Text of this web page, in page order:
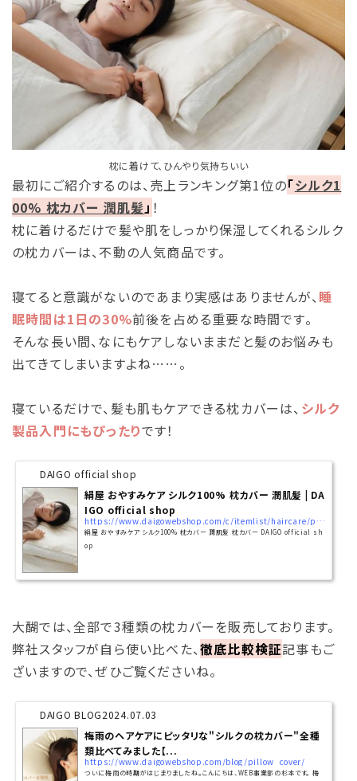
枕に着けて、ひんやり気持ちいい
最初にご紹介するのは、売上ランキング第1位の「シルク1
00% 枕カバー 潤肌髪」 ！
枕に着けるだけで髪や肌をしっかり保湿してくれるシルク
の枕カバーは、不動の人気商品です。
寝てると意識がないのであまり実感はありませんが、 睡
眠時間は1日の30%前後を占める重要な時間です。
そんな長い間、なにもケアしないままだと髪のお悩みも
出てきてしまいますよね……。
寝ているだけで、髪も肌もケアできる枕カバーは、 シルク
製品入門にもぴったりです！
DAIGO official shop
絹屋 おやすみケア シルク100% 枕カバー 潤肌髪 | DA
IGO official shop
https://www.daigowebshop.com/c/itemlist/haircare/pillowcare_/5525
絹屋 おやすみケア シルク100% 枕カバー 潤肌髪 枕カバー DAIGO official sh
op
大醐では、全部で3種類の枕カバーを販売しております。
弊社スタッフが自ら使い比べた、徹底比較検証記事もご
ざいますので、ぜひご覧くださいね。
DAIGO BLOG2024.07.03
梅雨のヘアケアにピッタリな"シルクの枕カバー"全種
類比べてみました【...
https://www.daigowebshop.com/blog/pillow_cover/
ついに梅雨の時期がはじまりましたね。こんにちは、WEB事業部の杉本です。 梅